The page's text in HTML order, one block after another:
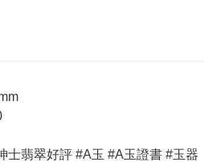
士翡翠好評 #A玉 #A玉證書 #玉器